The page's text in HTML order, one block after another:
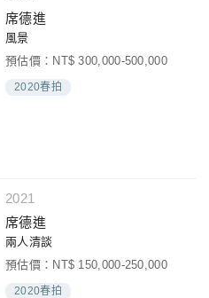
席德進
風景
預估價：NT$ 300,000-500,000
2020春拍
2021
席德進
兩人清談
預估價：NT$ 150,000-250,000
2020春拍